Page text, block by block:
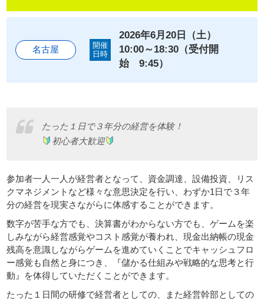
ホーム
戦略MG（マネジメントゲーム）
子どもCEO研修について
お問い合わせ
サイトマップ
名古屋
開催
日時
2026年6月20日（土）
10:00～18:30（受付開
始 9:45）
たった１日で３年分の経営を体験！
初心者大歓迎
参加者一人一人が経営者となって、資金調達、設備投資、リス
クマネジメントなど様々な意思決定を行い、わずか1日で３年
分の経営を現実さながらに体感することができます。
数字が苦手な方でも、決算書がわからない方でも、ゲームを楽
しみながら経営感覚やコスト感覚が養われ、現金出納帳の現金
残高を意識しながらゲームを進めていくことでキャッシュフロ
ー感覚も自然と身につき、『儲かる仕組みや戦略的な思考と行
動』を体得していただくことができます。
たった１日間の研修で経営者としての、また経営幹部としての